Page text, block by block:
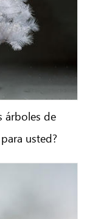
árboles de
usted?